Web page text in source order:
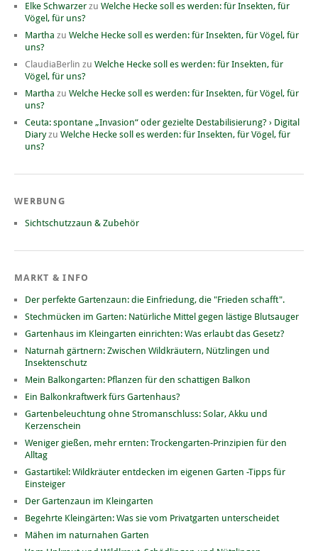
Elke Schwarzer zu Welche Hecke soll es werden: für Insekten, für
Vögel, für uns?
Martha zu Welche Hecke soll es werden: für Insekten, für Vögel, für
uns?
ClaudiaBerlin zu Welche Hecke soll es werden: für Insekten, für
Vögel, für uns?
Martha zu Welche Hecke soll es werden: für Insekten, für Vögel, für
uns?
Ceuta: spontane „Invasion“ oder gezielte Destabilisierung? › Digital
Diaryzu Welche Hecke soll es werden: für Insekten, für Vögel, für
uns?
WERBUNG
Sichtschutzzaun & Zubehör
MARKT & INFO
Der perfekte Gartenzaun: die Einfriedung, die "Frieden schafft".
Stechmücken im Garten: Natürliche Mittel gegen lästige Blutsauger
Gartenhaus im Kleingarten einrichten: Was erlaubt das Gesetz?
Naturnah gärtnern: Zwischen Wildkräutern, Nützlingen und
Insektenschutz
Mein Balkongarten: Pflanzen für den schattigen Balkon
Ein Balkonkraftwerk fürs Gartenhaus?
Gartenbeleuchtung ohne Stromanschluss: Solar, Akku und
Kerzenschein
Weniger gießen, mehr ernten: Trockengarten-Prinzipien für den
Alltag
Gastartikel: Wildkräuter entdecken im eigenen Garten -Tipps für
Einsteiger
Der Gartenzaun im Kleingarten
Begehrte Kleingärten: Was sie vom Privatgarten unterscheidet
Mähen im naturnahen Garten